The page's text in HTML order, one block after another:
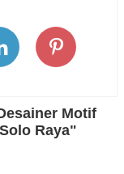
Motif
Raya"